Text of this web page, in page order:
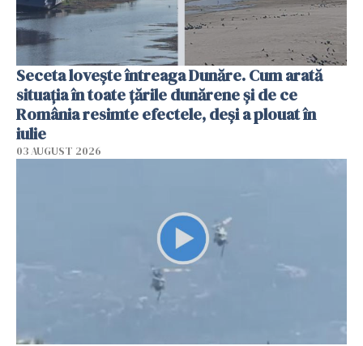
Seceta lovește întreaga Dunăre. Cum arată
situația în toate țările dunărene și de ce
România resimte efectele, deși a plouat în
iulie
03 AUGUST 2026